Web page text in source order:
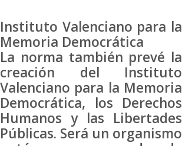
Instituto Valenciano para la
Memoria Democrática
La norma también prevé la
creación del Instituto
Valenciano para la Memoria
Democrática, los Derechos
Humanos y las Libertades
Públicas. Será un organismo